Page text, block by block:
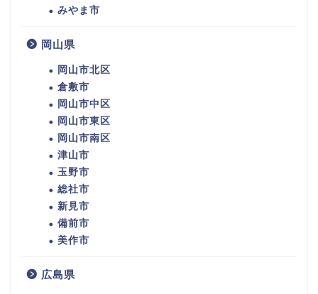
みやま市
岡山県
岡山市北区
倉敷市
岡山市中区
岡山市東区
岡山市南区
津山市
玉野市
総社市
新見市
備前市
美作市
広島県